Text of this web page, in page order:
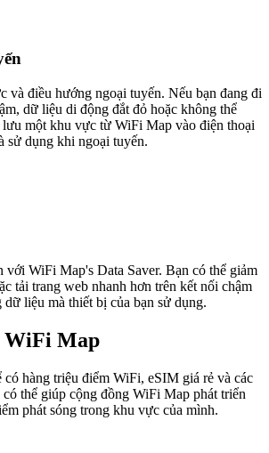
và điều hướng ngoại tuyến. Nếu bạn đang đi
dữ liệu di động đắt đỏ hoặc không thể
lưu một khu vực từ WiFi Map vào điện thoại
sử dụng khi ngoại tuyến.
với WiFi Map's Data Saver. Bạn có thể giảm
tải trang web nhanh hơn trên kết nối chậm
liệu mà thiết bị của bạn sử dụng.
WiFi Map
hàng triệu điểm WiFi, eSIM giá rẻ và các
thể giúp cộng đồng WiFi Map phát triển
phát sóng trong khu vực của mình.